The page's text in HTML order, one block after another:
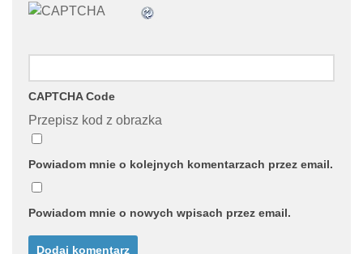
CAPTCHA Code
Przepisz kod z obrazka
Powiadom mnie o kolejnych komentarzach przez email.
Powiadom mnie o nowych wpisach przez email.